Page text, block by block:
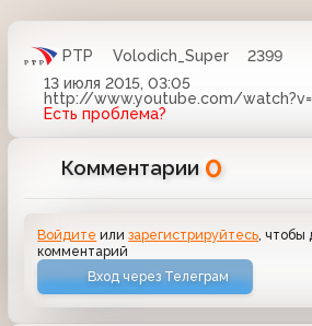
РТР Volodich_Super
2399
13 июля 2015, 03:05
http://www.youtube.com/
Есть проблема?
Комментарии 0
Войдите илизарегистрируйтесь , чтобы
комментарий
Вход через Телеграм